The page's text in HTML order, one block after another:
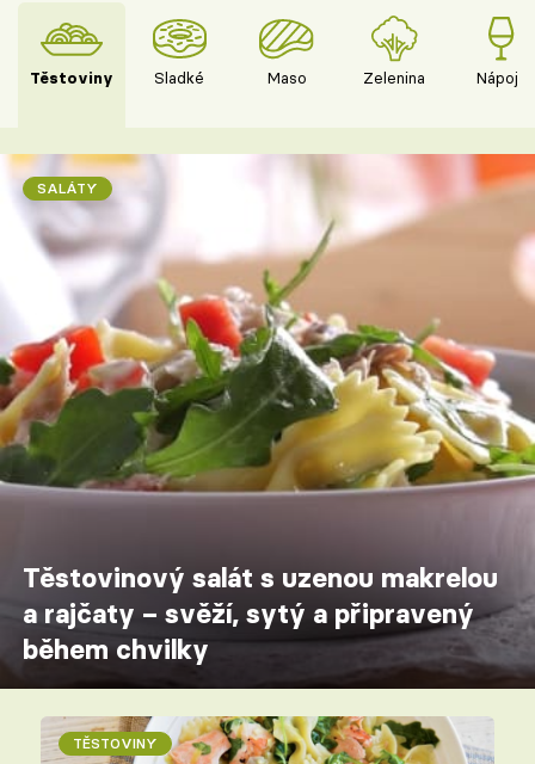
Těstoviny Sladké Maso Zelenina Nápoje
SALÁTY
Těstovinový salát s uzenou makrelou
a rajčaty – svěží, sytý a připravený
během chvilky
TĚSTOVINY